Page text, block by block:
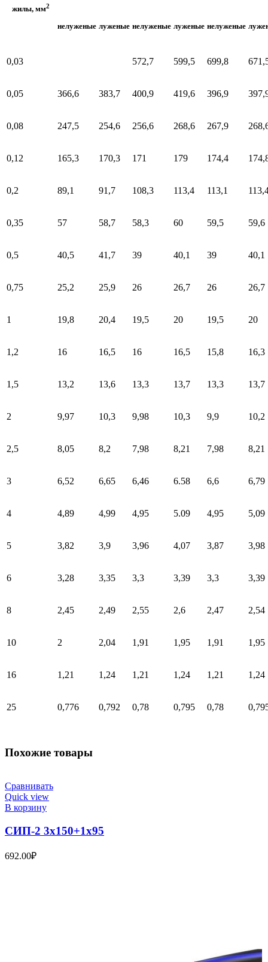
жилы, мм2
нелуженые луженые нелуженые луженые нелуженые
0,03 572,7 599,5 699,8
0,05 366,6 383,7 400,9 419,6 396,9
0,08 247,5 254,6 256,6 268,6 267,9
0,12 165,3 170,3 171 179 174,4
0,2 89,1 91,7 108,3 113,4 113,1
0,35 57 58,7 58,3 60 59,5 59,6
0,5 40,5 41,7 39 40,1 39 40,1
0,75 25,2 25,9 26 26,7 26 26,7
1 19,8 20,4 19,5 20 19,5 20
1,2 16 16,5 16 16,5 15,8 16,3
1,5 13,2 13,6 13,3 13,7 13,3 13,7
2 9,97 10,3 9,98 10,3 9,9 10,2
2,5 8,05 8,2 7,98 8,21 7,98 8,21
3 6,52 6,65 6,46 6.58 6,6 6,79
4 4,89 4,99 4,95 5.09 4,95 5,09
5 3,82 3,9 3,96 4,07 3,87 3,98
6 3,28 3,35 3,3 3,39 3,3 3,39
8 2,45 2,49 2,55 2,6 2,47 2,54
10 2 2,04 1,91 1,95 1,91 1,95
16 1,21 1,24 1,21 1,24 1,21 1,24
25 0,776 0,792 0,78 0,795 0,78
Похожие товары
Сравнивать
Quick view
В корзину
СИП-2 3х150+1х95
692.00₽